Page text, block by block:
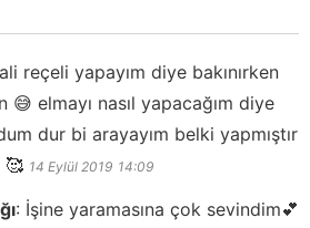
reçeli yapayım diye bakınırken
elmayı nasıl yapacağım diye
dur bi arayayım belki yapmıştır
🥰 14 Eylül 2019 14:09
: İşine yaramasına çok sevindim💕